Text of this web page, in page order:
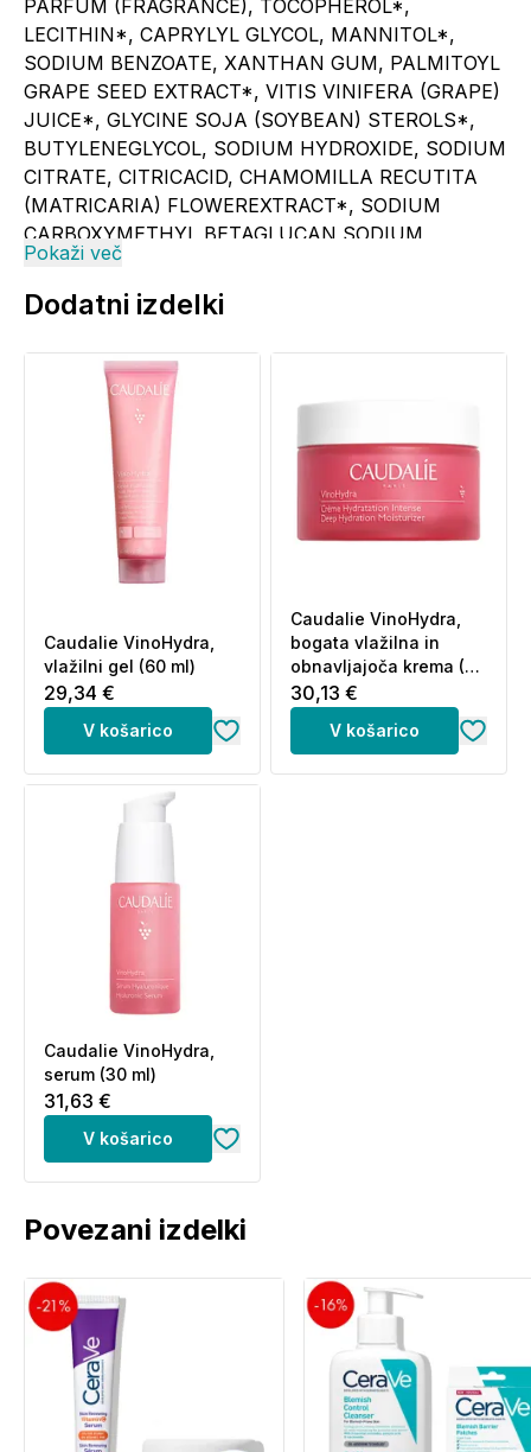
PARFUM (FRAGRANCE), TOCOPHEROL*,
LECITHIN*, CAPRYLYL GLYCOL, MANNITOL*,
SODIUM BENZOATE, XANTHAN GUM, PALMITOYL
GRAPE SEED EXTRACT*, VITIS VINIFERA (GRAPE)
JUICE*, GLYCINE SOJA (SOYBEAN) STEROLS*,
BUTYLENEGLYCOL, SODIUM HYDROXIDE, SODIUM
CITRATE, CITRICACID, CHAMOMILLA RECUTITA
(MATRICARIA) FLOWEREXTRACT*, SODIUM
CARBOXYMETHYL BETAGLUCAN,SODIUM
PHYTATE*, POTASSIUM SORBATE,
BIOSACCHARIDEGUM-1, SODIUM HYALURONATE,
HOMARINE HCL, GLYCERYLCAPRYLATE*, ACETYL
TETRAPEPTIDE-15. (098/120)"* Rastlinskega izvora.
Pokaži več
Dodatni izdelki
Caudalie VinoHydra,
vlažilni gel (60 ml)
29,34 €
V košarico
Caudalie VinoHydra,
bogata vlažilna in
obnavljajoča krema (50
ml)
30,13 €
V košarico
Caudalie VinoHydra,
serum (30 ml)
31,63 €
V košarico
Povezani izdelki